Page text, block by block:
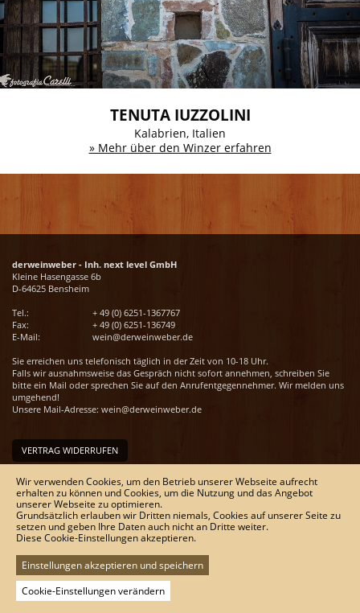
TENUTA IUZZOLINI
Kalabrien, Italien
» Mehr über den Winzer erfahren
derweinweber - Inh. next level GmbH
Kleine Hasengasse 6b
D-64625 Bensheim
Tel.:
+ 49 (0) 6251-1367767
Fax:
+ 49 (0) 6251-136749
E-Mail:
wein@derweinweber.de
Sie erreichen uns telefonisch täglich in der Zeit von 10-18 Uhr.
Falls wir ausnahmsweise das Gespräch nicht sofort annehmen, schreiben Sie
bitte ein Mail oder sprechen Sie auf den Anrufentgegennehmer. Wir melden uns
umgehend!
Unsere Mail-Adresse: wein@derweinweber.de
VERTRAG WIDERRUFEN
Unser Service
Versandkosten
Kontakt
Zahlungsmöglichkeiten
Rückgabe & Widerrufsrecht
Impressum
Datenschutz
Sitemap
Wir verwenden Cookies, um den Betrieb unserer Webseite aufrecht
erhalten zu können und Cookies, um die Nutzung und das Angebot
unserer Webseite zu optimieren.
Grundsätzlich erlauben wir Dritten niemals, Cookies auf unserer Seite zu
setzen und geben Ihre Daten auch nicht an Dritte weiter.
Diese Cookie-Einstellungen akzeptieren.
Einstellungen akzeptieren und speichern
Cookie-Einstellungen verändern